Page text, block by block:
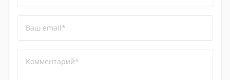
Ваш email*
Комментарий*